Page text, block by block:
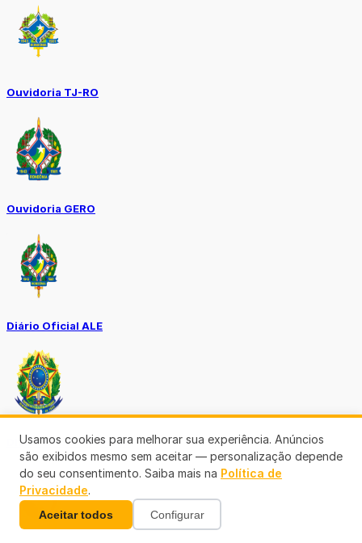
Ouvidoria TJ-RO
Ouvidoria GERO
Diário Oficial ALE
Diário Oficial da União
Usamos cookies para melhorar sua experiência. Anúncios
são exibidos mesmo sem aceitar — personalização depende
do seu consentimento. Saiba mais na Política de
Privacidade.
Aceitar todos Configurar